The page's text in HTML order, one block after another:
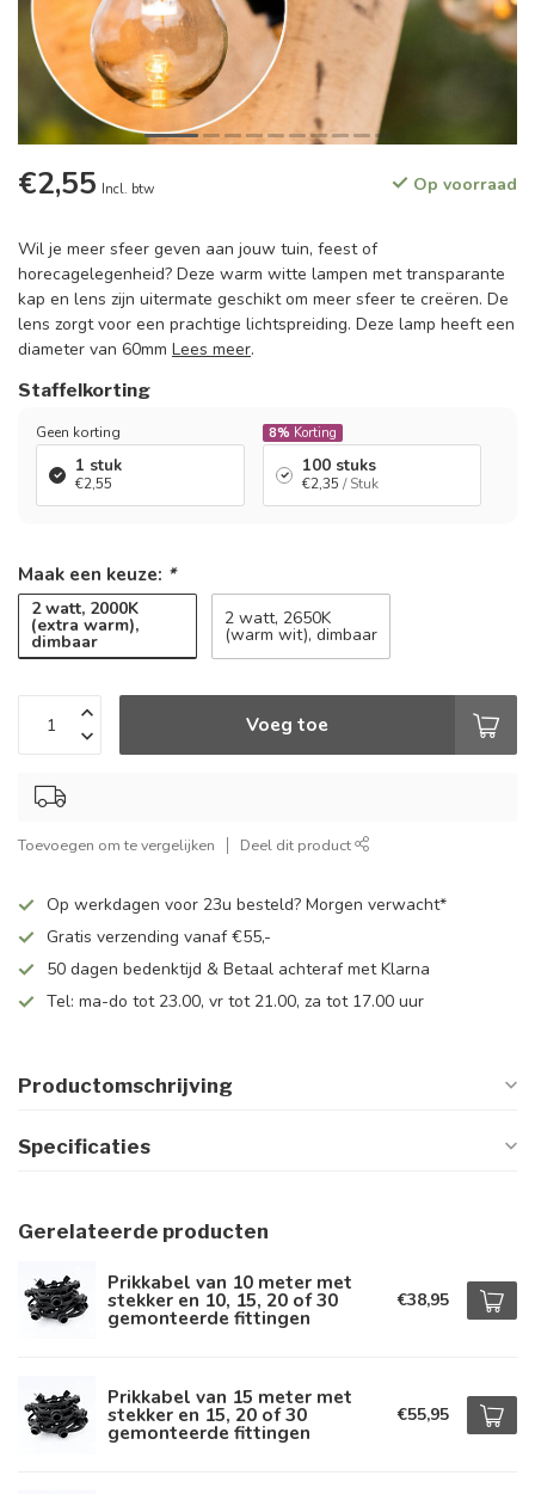
€2,55 Incl. btw Op voorraad
Wil je meer sfeer geven aan jouw tuin, feest of
horecagelegenheid? Deze warm witte lampen met transparante
kap en lens zijn uitermate geschikt om meer sfeer te creëren. De
lens zorgt voor een prachtige lichtspreiding. Deze lamp heeft een
diameter van 60mm Lees meer.
Staffelkorting
Geen korting
1 stuk
€2,55
8% Korting
100 stuks
€2,35 / Stuk
Maak een keuze: *
2 watt, 2000K
(extra warm),
dimbaar
2 watt, 2650K
(warm wit), dimbaar
Voeg toe
Toevoegen om te vergelijken Deel dit product
Op werkdagen voor 23u besteld? Morgen verwacht*
Gratis verzending vanaf €55,-
50 dagen bedenktijd & Betaal achteraf met Klarna
Tel: ma-do tot 23.00, vr tot 21.00, za tot 17.00 uur
Productomschrijving
Specificaties
Gerelateerde producten
Prikkabel van 10 meter met
stekker en 10, 15, 20 of 30
gemonteerde fittingen
€38,95
Prikkabel van 15 meter met
stekker en 15, 20 of 30
gemonteerde fittingen
€55,95